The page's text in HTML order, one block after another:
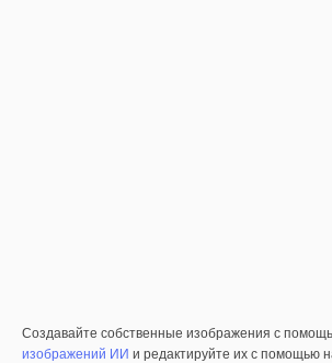
Создавайте собственные изображения с
изображений ИИ и редактируйте их с помощью